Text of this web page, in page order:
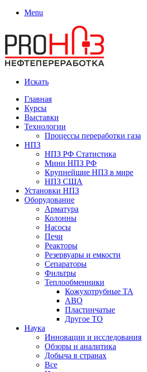
Menu
Искать
Главная
Курсы
Выставки
Технологии
Процессы переработки газа
НПЗ
НПЗ РФ Статистика
Мини НПЗ РФ
Крупнейшие НПЗ в мире
НПЗ США
Установки НПЗ
Оборудование
Арматура
Колонны
Насосы
Печи
Реакторы
Резервуары и емкости
Сепараторы
Фильтры
Теплообменники
Кожухотрубные ТА
АВО
Пластинчатые
Другое ТО
Наука
Инновации и исследования
Обзоры и аналитика
Добыча в странах
Все